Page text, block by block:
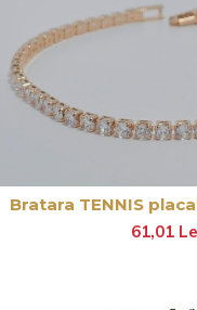
Bratara TENNIS
61,01